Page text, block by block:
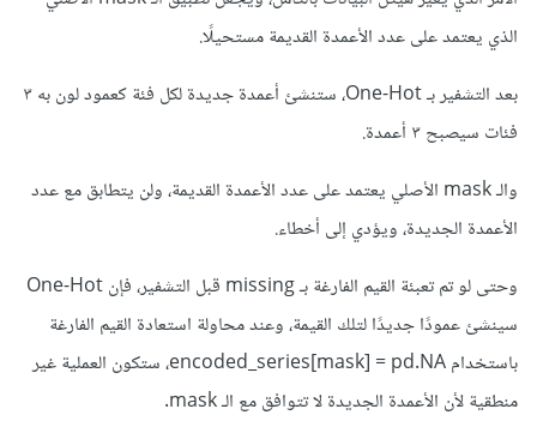
الذي يعتمد على عدد الأعمدة القديمة مستحيلًا.
بعد التشفير بـ One-Hot، ستنشئ أعمدة جديدة لكل فئة كعمود لون به ٣
فئات سيصبح ٣ أعمدة.
والـ mask الأصلي يعتمد على عدد الأعمدة القديمة، ولن يتطابق مع عدد
الأعمدة الجديدة، ويؤدي إلى أخطاء.
وحتى لو تم تعبئة القيم الفارغة بـ missing قبل التشفير، فإن One-Hot
سينشئ عمودًا جديدًا لتلك القيمة، وعند محاولة استعادة القيم الفارغة
باستخدام encoded_series[mask] = pd.NA، ستكون العملية غير
منطقية لأن الأعمدة الجديدة لا تتوافق مع الـ mask.